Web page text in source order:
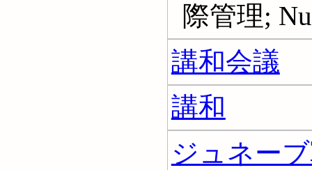
際管理;
講和会議
講和
ジュネー